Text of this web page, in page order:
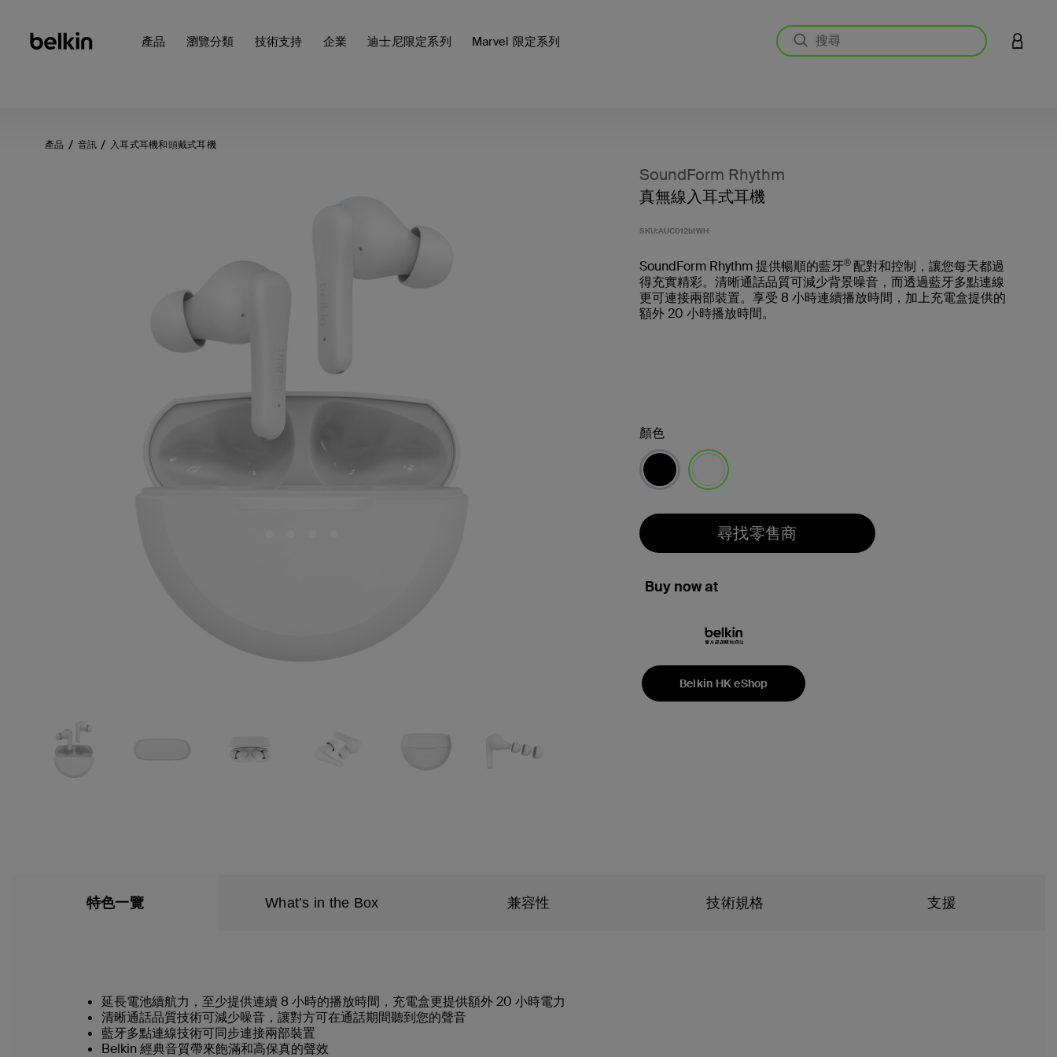
產品 瀏覽分類 技術支持 企業 迪士尼限定系列 Marvel 限定系列 登入您
產品 音訊 入耳式耳機和頭戴式耳機
SoundForm Rhythm
真無線入耳式耳機
SKU:AUC012btWH
SoundForm Rhythm 提供暢順的藍牙® 配對和控制，讓您每天都過
得充實精彩。清晰通話品質可減少背景噪音，而透過藍牙多點連線
更可連接兩部裝置。享受 8 小時連續播放時間，加上充電盒提供的
額外 20 小時播放時間。
顏色
尋找零售商
Buy now at
Belkin HK eShop
特色一覽 What’s in the Box 兼容性 技術規格 支援
延長電池續航力，至少提供連續 8 小時的播放時間，充電盒更提供額外 20 小時電力
清晰通話品質技術可減少噪音，讓對方可在通話期間聽到您的聲音
藍牙多點連線技術可同步連接兩部裝置
Belkin 經典音質帶來飽滿和高保真的聲效